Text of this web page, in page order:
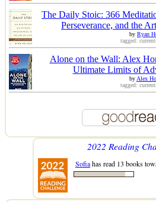
The Daily Stoic: 366
Perseverance, and the
by Ryan
tagged:
Alone on the Wall: Alex
Ultimate Limits of
by Alex
tagged:
2022 Reading
Sofiahas read 13 books